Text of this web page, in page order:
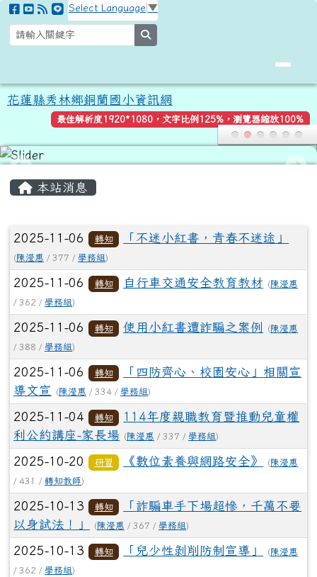
跳至主內容區
花蓮縣秀林鄉銅蘭國小資訊網
Select Language ▼
花蓮縣秀林鄉銅蘭國小資訊網
最佳解析度1920*1080，文字比例125%，瀏覽器縮放100%
本站消息
文章列表
2025-11-06 轉知 「不迷小紅書，青春不迷途」
(陳瀅惠 / 377 / 學務組)
2025-11-06 轉知 自行車交通安全教育教材 (陳瀅惠
/ 362 / 學務組)
2025-11-06 轉知 使用小紅書遭詐騙之案例 (陳瀅惠
/ 388 / 學務組)
2025-11-06 轉知
「四防齊心、校園安心」相關宣
導文宣
(陳瀅惠 / 334 / 學務組)
2025-11-04 轉知
114年度親職教育暨推動兒童權
利公約講座-家長場 (陳瀅惠 / 337 / 學務組)
2025-10-20 研習 《數位素養與網路安全》 (陳瀅惠
/ 431 / 轉知教師)
2025-10-13 轉知
「詐騙車手下場超慘，千萬不要
以身試法！」
(陳瀅惠 / 367 / 學務組)
2025-10-13 轉知 「兒少性剝削防制宣導」 (陳瀅惠
/ 362 / 學務組)